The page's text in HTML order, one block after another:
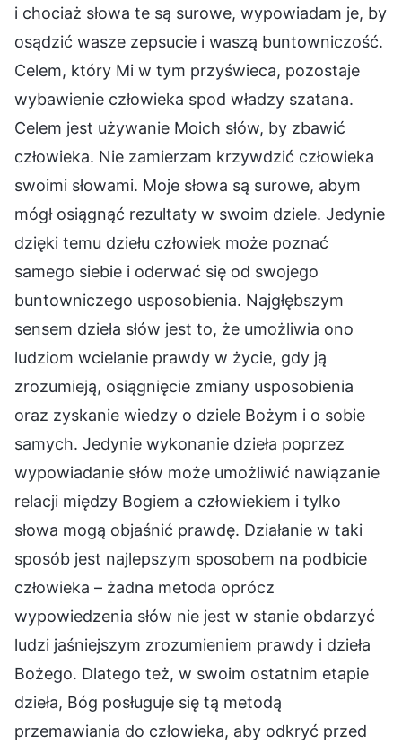
i chociaż słowa te są surowe, wypowiadam je, by
osądzić wasze zepsucie i waszą buntowniczość.
Celem, który Mi w tym przyświeca, pozostaje
wybawienie człowieka spod władzy szatana.
Celem jest używanie Moich słów, by zbawić
człowieka. Nie zamierzam krzywdzić człowieka
swoimi słowami. Moje słowa są surowe, abym
mógł osiągnąć rezultaty w swoim dziele. Jedynie
dzięki temu dziełu człowiek może poznać
samego siebie i oderwać się od swojego
buntowniczego usposobienia. Najgłębszym
sensem dzieła słów jest to, że umożliwia ono
ludziom wcielanie prawdy w życie, gdy ją
zrozumieją, osiągnięcie zmiany usposobienia
oraz zyskanie wiedzy o dziele Bożym i o sobie
samych. Jedynie wykonanie dzieła poprzez
wypowiadanie słów może umożliwić nawiązanie
relacji między Bogiem a człowiekiem i tylko
słowa mogą objaśnić prawdę. Działanie w taki
sposób jest najlepszym sposobem na podbicie
człowieka – żadna metoda oprócz
wypowiedzenia słów nie jest w stanie obdarzyć
ludzi jaśniejszym zrozumieniem prawdy i dzieła
Bożego. Dlatego też, w swoim ostatnim etapie
dzieła, Bóg posługuje się tą metodą
przemawiania do człowieka, aby odkryć przed